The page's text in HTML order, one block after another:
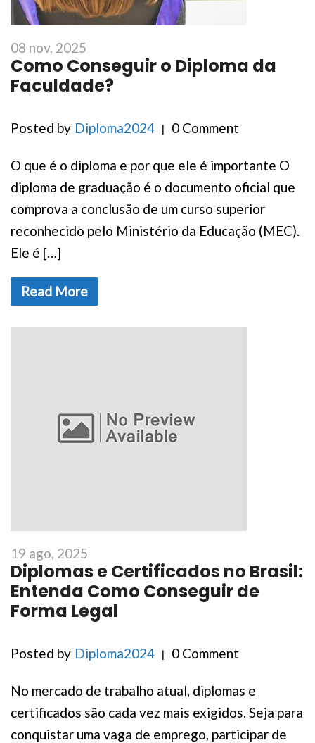
08 nov, 2025
Como Conseguir o Diploma da
Faculdade?
Posted by Diploma2024 0 Comment
O que é o diploma e por que ele é importante O
diploma de graduação é o documento oficial que
comprova a conclusão de um curso superior
reconhecido pelo Ministério da Educação (MEC).
Ele é […]
Read More
19 ago, 2025
Diplomas e Certificados no Brasil:
Entenda Como Conseguir de
Forma Legal
Posted by Diploma2024 0 Comment
No mercado de trabalho atual, diplomas e
certificados são cada vez mais exigidos. Seja para
conquistar uma vaga de emprego, participar de